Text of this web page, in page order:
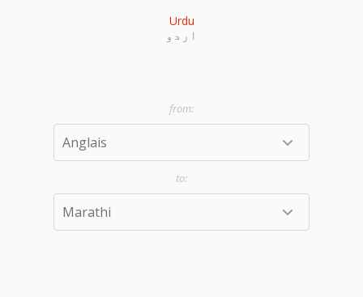
Urdu
اردو